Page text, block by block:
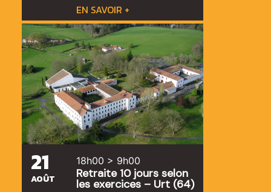
EN SAVOIR +
21
AOÛT
18h00 > 9h00
Retraite 10 jours selon
les exercices – Urt (64)